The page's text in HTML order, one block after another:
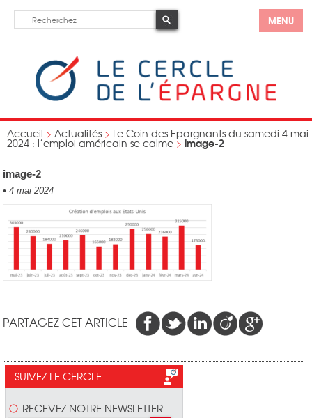
MENU
Accueil > Actualités > Le Coin des Epargnants du samedi 4 mai
2024 : l’emploi américain se calme > image-2
image-2
• 4 mai 2024
PARTAGEZ CET ARTICLE
SUIVEZ LE CERCLE
RECEVEZ NOTRE NEWSLETTER